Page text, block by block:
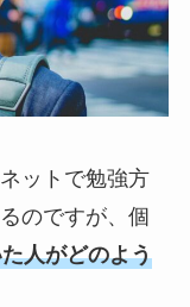
ットで勉強方
のですが、個
人がどのよう